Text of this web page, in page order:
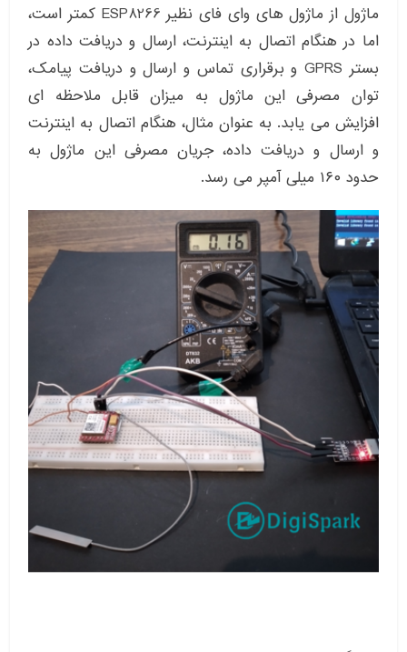
ماژول از ماژول های وای فای نظیر ESP8266 کمتر است،
اما در هنگام اتصال به اینترنت، ارسال و دریافت داده در
بستر GPRS و برقراری تماس و ارسال و دریافت پیامک،
توان مصرفی این ماژول به میزان قابل ملاحظه ای
افزایش می یابد. به عنوان مثال، هنگام اتصال به اینترنت
و ارسال و دریافت داده، جریان مصرفی این ماژول به
حدود ۱۶۰ میلی آمپر می رسد.